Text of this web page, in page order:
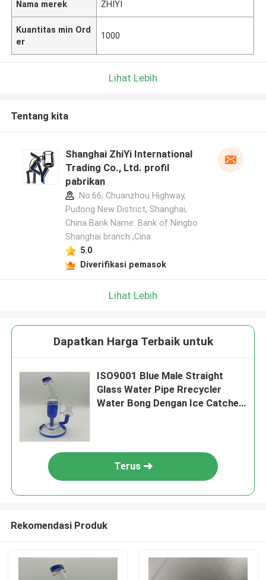
Nama merek ZHIYI
Kuantitas min Ord
er
1000
Lihat Lebih
Tentang kita
Shanghai ZhiYi International
Trading Co., Ltd. profil
pabrikan
No.66, Chuanzhou Highway,
Pudong New District, Shanghai,
China Bank Name: Bank of Ningbo
Shanghai branch ,Cina
5.0
Diverifikasi pemasok
Lihat Lebih
Dapatkan Harga Terbaik untuk
ISO9001 Blue Male Straight
Glass Water Pipe Rrecycler
Water Bong Dengan Ice Catcher
Terus
Rekomendasi Produk